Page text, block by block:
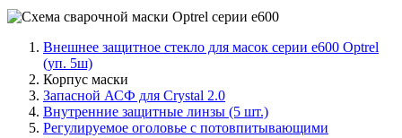
Внешнее защитное стекло для масок серии e600 Optrel
(уп. 5ш)
Корпус маски
Запасной АСФ для Сrystal 2.0
Внутренние защитные линзы (5 шт.)
Регулируемое оголовье с потовпитывающими